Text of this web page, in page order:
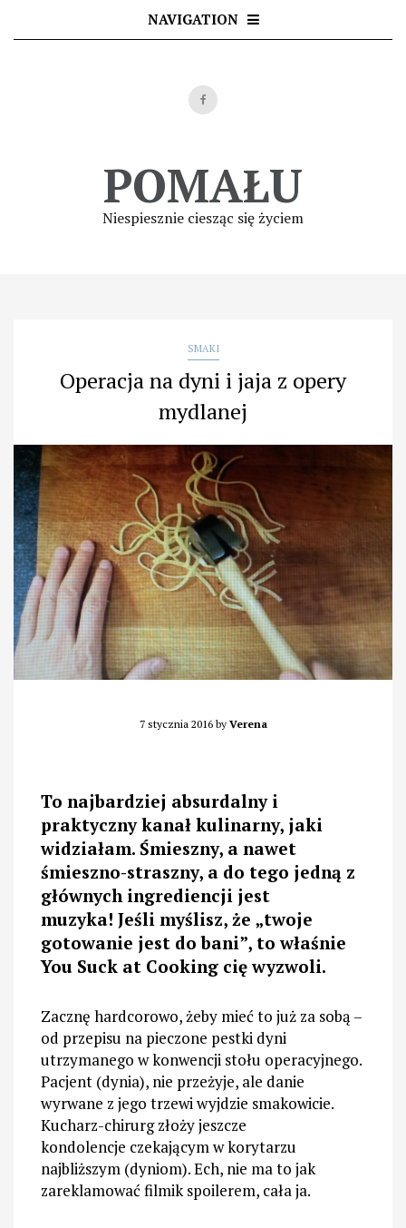
NAVIGATION
POMAŁU
Niespiesznie ciesząc się życiem
SMAKI
Operacja na dyni i jaja z opery
mydlanej
7 stycznia 2016by Verena
To najbardziej absurdalny i
praktyczny kanał kulinarny, jaki
widziałam. Śmieszny, a nawet
śmieszno-straszny, a do tego jedną z
głównych ingrediencji jest
muzyka! Jeśli myślisz, że „twoje
gotowanie jest do bani”, to właśnie
You Suck at Cooking cię wyzwoli.
Zacznę hardcorowo, żeby mieć to już za sobą –
od przepisu na pieczone pestki dyni
utrzymanego w konwencji stołu operacyjnego.
Pacjent (dynia), nie przeżyje, ale danie
wyrwane z jego trzewi wyjdzie smakowicie.
Kucharz-chirurg złoży jeszcze
kondolencje czekającym w korytarzu
najbliższym (dyniom). Ech, nie ma to jak
zareklamować filmik spoilerem, cała ja.